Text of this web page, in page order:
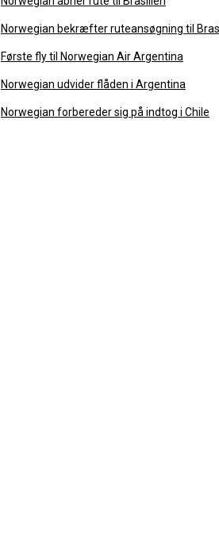
Norwegian bekræfter ruteansøgning til
Første fly til Norwegian Air Argentina
Norwegian udvider flåden i Argentina
Norwegian forbereder sig på indtog i Chile